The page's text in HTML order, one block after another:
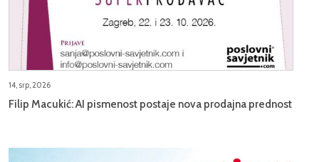
14, srp, 2026
Filip Macukić: AI pismenost postaje nova prodajna prednost